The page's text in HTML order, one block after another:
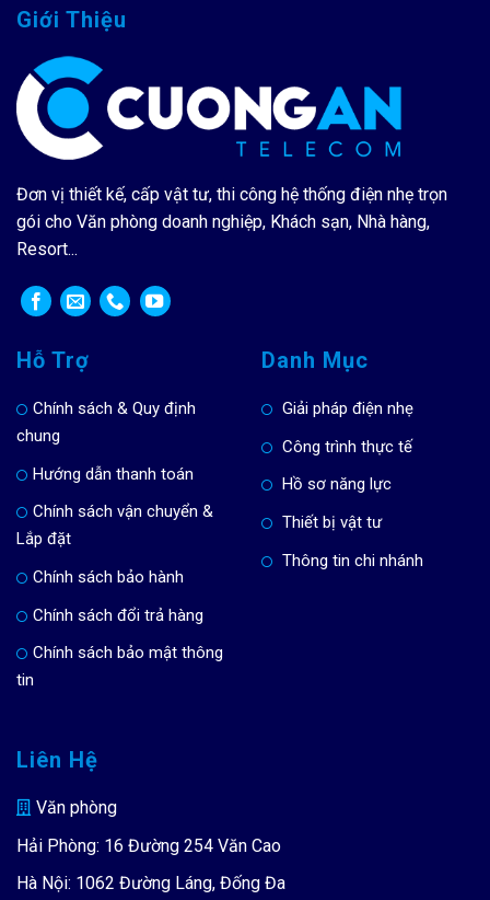
Giới Thiệu
Đơn vị thiết kế, cấp vật tư, thi công hệ thống điện nhẹ trọn
gói cho Văn phòng doanh nghiệp, Khách sạn, Nhà hàng,
Resort...
Hỗ Trợ
Chính sách & Quy định
chung
Hướng dẫn thanh toán
Chính sách vận chuyển &
Lắp đặt
Chính sách bảo hành
Chính sách đổi trả hàng
Chính sách bảo mật thông
tin
Danh Mục
Giải pháp điện nhẹ
Công trình thực tế
Hồ sơ năng lực
Thiết bị vật tư
Thông tin chi nhánh
Liên Hệ
Văn phòng
Hải Phòng: 16 Đường 254 Văn Cao
Hà Nội: 1062 Đường Láng, Đống Đa